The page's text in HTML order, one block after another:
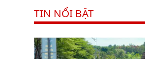
TIN NỔI BẬT